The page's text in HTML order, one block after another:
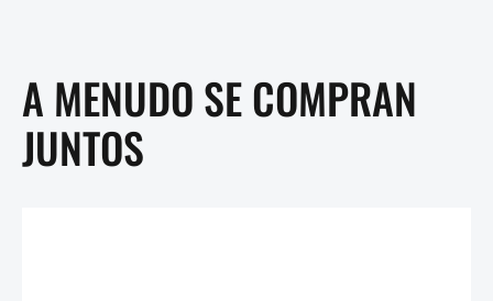
A MENUDO SE COMPRAN
JUNTOS